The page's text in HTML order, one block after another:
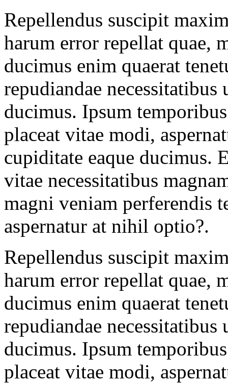
Repellendus suscipit
harum error repellat quae,
ducimus enim quaerat
repudiandae
ducimus. Ipsum
placeat vitae modi,
cupiditate eaque ducimus.
vitae necessitatibus
magni veniam perferendis
aspernatur at nihil optio?.
Repellendus suscipit
harum error repellat quae,
ducimus enim quaerat
repudiandae
ducimus. Ipsum
placeat vitae modi,